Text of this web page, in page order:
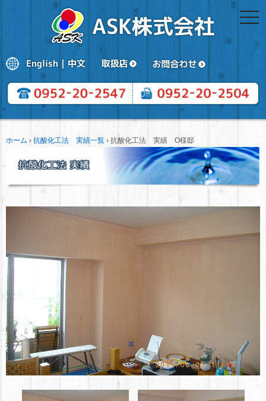
ホーム › 抗酸化工法 実績一覧 › 抗酸化工法 実績 O様邸